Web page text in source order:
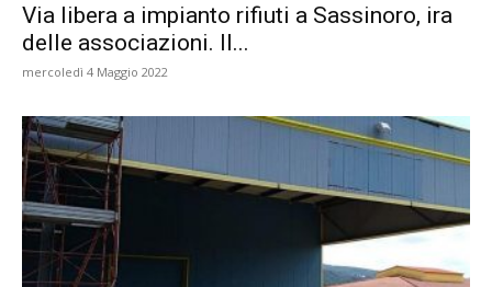
Via libera a impianto rifiuti a Sassinoro, ira
delle associazioni. Il...
mercoledì 4 Maggio 2022